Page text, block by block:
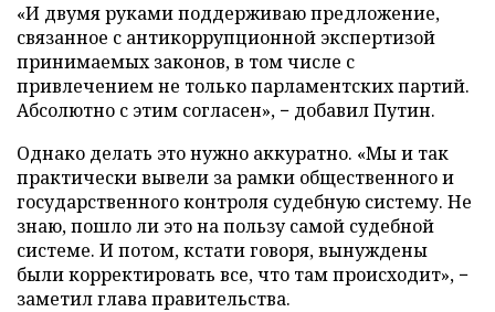
«И двумя руками поддерживаю предложение,
связанное с антикоррупционной экспертизой
принимаемых законов, в том числе с
привлечением не только парламентских партий.
Абсолютно с этим согласен», − добавил Путин.
Однако делать это нужно аккуратно. «Мы и так
практически вывели за рамки общественного и
государственного контроля судебную систему. Не
знаю, пошло ли это на пользу самой судебной
системе. И потом, кстати говоря, вынуждены
были корректировать все, что там происходит», −
заметил глава правительства.